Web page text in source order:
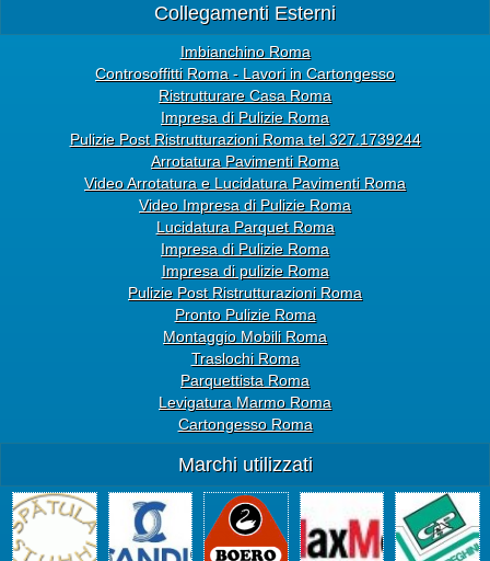
Collegamenti Esterni
Imbianchino Roma
Controsoffitti Roma - Lavori in Cartongesso
Ristrutturare Casa Roma
Impresa di Pulizie Roma
Pulizie Post Ristrutturazioni Roma tel 327.1739244
Arrotatura Pavimenti Roma
Video Arrotatura e Lucidatura Pavimenti Roma
Video Impresa di Pulizie Roma
Lucidatura Parquet Roma
Impresa di Pulizie Roma
Impresa di pulizie Roma
Pulizie Post Ristrutturazioni Roma
Pronto Pulizie Roma
Montaggio Mobili Roma
Traslochi Roma
Parquettista Roma
Levigatura Marmo Roma
Cartongesso Roma
Marchi utilizzati